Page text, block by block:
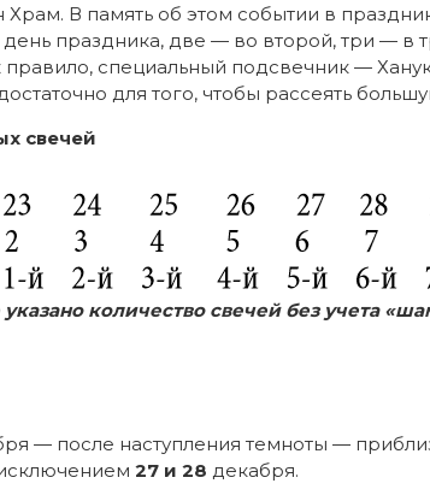
Храм. В память об этом событии в
праздника, две — во второй, три — в
правило, специальный подсвечник —
для того, чтобы рассеять
свечей
количество свечей без учета
— после наступления темноты —
27 и 28 декабря.